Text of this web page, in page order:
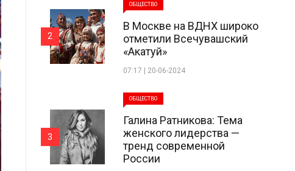
ОБЩЕСТВО
В Москве на ВДНХ широко
отметили Всечувашский
«Акатуй»
07:17 | 20-06-2024
2
ОБЩЕСТВО
Галина Ратникова: Тема
женского лидерства —
тренд современной
России
3